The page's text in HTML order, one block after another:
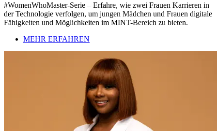
#WomenWhoMaster-Serie – Erfahre, wie zwei Frauen Karrieren in
der Technologie verfolgen, um jungen Mädchen und Frauen digitale
Fähigkeiten und Möglichkeiten im MINT-Bereich zu bieten.
MEHR ERFAHREN